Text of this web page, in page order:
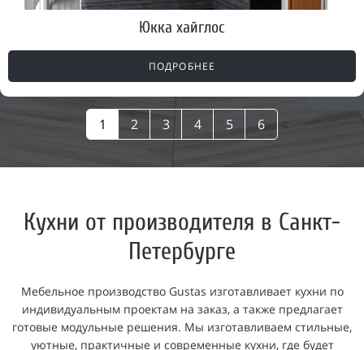
Юкка хайглос
ПОДРОБНЕЕ
1 2 3 4 5 6
Кухни от производителя в Санкт-
Петербурге
Мебельное производство Gustas изготавливает кухни по
индивидуальным проектам на заказ, а также предлагает
готовые модульные решения. Мы изготавливаем стильные,
уютные, практичные и современные кухни, где будет